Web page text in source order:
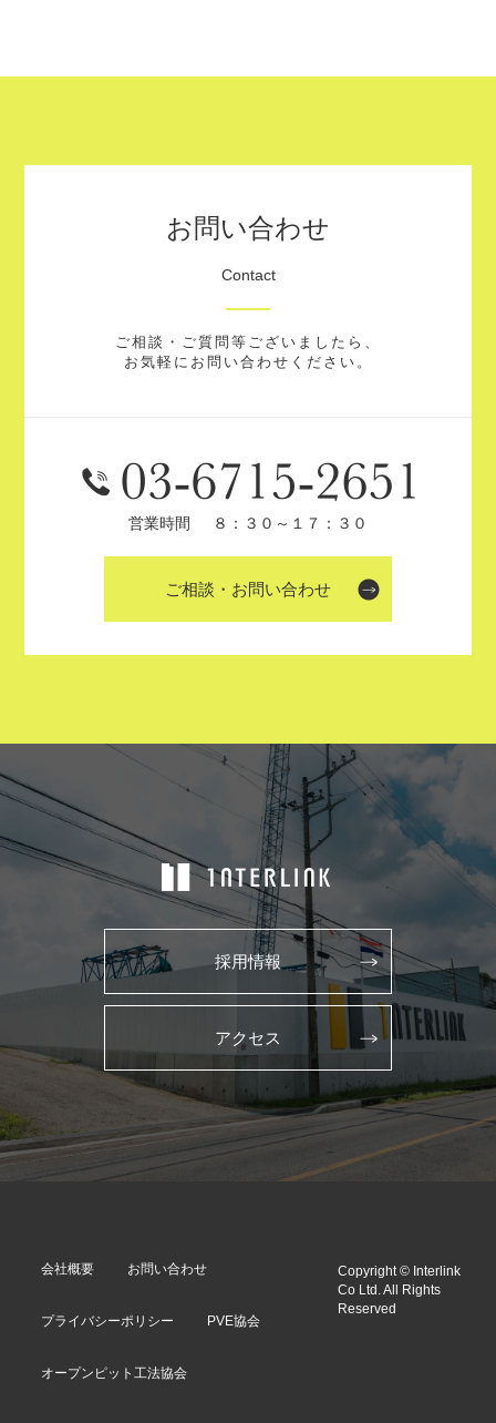
お問い合わせ
Contact
ご相談・ご質問等ございましたら、
お気軽にお問い合わせください。
営業時間 ８：３０～１７：３０
ご相談・お問い合わせ
採用情報
アクセス
会社概要 お問い合わせ
プライバシーポリシー PVE協会
オープンピット工法協会
Copyright © Interlink
Co Ltd. All Rights
Reserved